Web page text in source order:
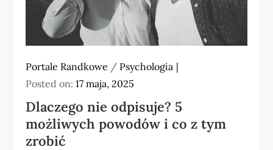
Portale Randkowe / Psychologia
Posted on:17 maja, 2025
Dlaczego nie odpisuje? 5
możliwych powodów i co z tym
zrobić